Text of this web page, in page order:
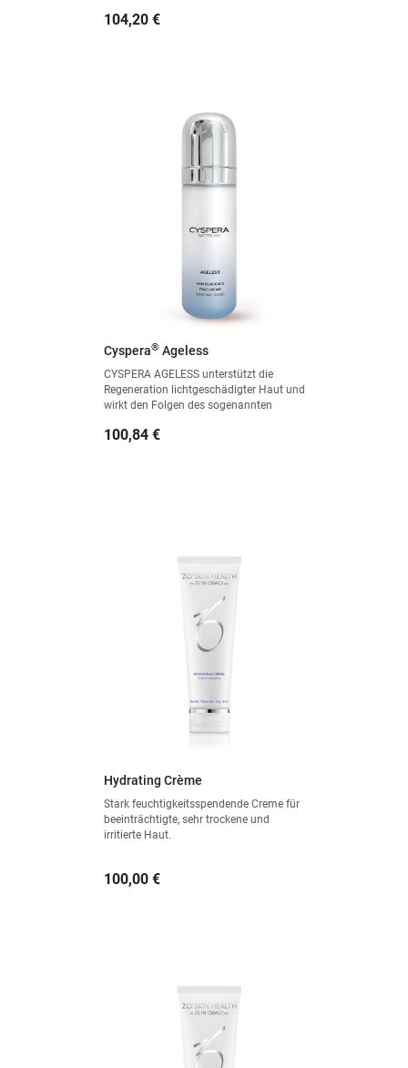
Preis
104,20 €
Cyspera® Ageless
CYSPERA AGELESS unterstützt die
Regeneration lichtgeschädigter Haut und
wirkt den Folgen des sogenannten
altersbedingte Entzündungsprozesse der
Preis
100,84 €
Hydrating Crème
Stark feuchtigkeitsspendende Creme für
beeinträchtigte, sehr trockene und
irritierte Haut.
Preis
100,00 €